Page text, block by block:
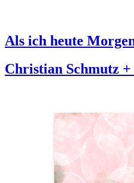
Als ich heute
Christian Schmutz